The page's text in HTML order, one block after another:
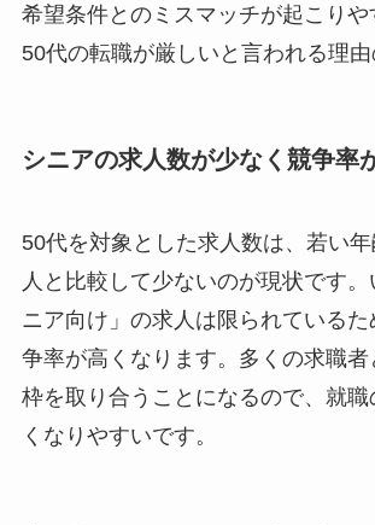
希望条件とのミスマッチが起こりや
50代の転職が厳しいと言われる理由
シニアの求人数が少なく競争率
50代を対象とした求人数は、若い
人と比較して少ないのが現状です
ニア向け」の求人は限られている
争率が高くなります。多くの求職
枠を取り合うことになるので、就
くなりやすいです。